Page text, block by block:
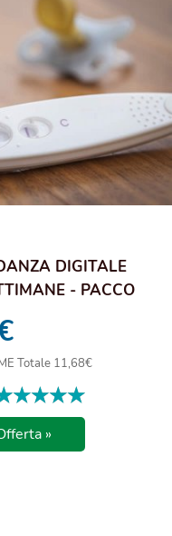
DIGITALE
- PACCO
Totale 11,68€
»